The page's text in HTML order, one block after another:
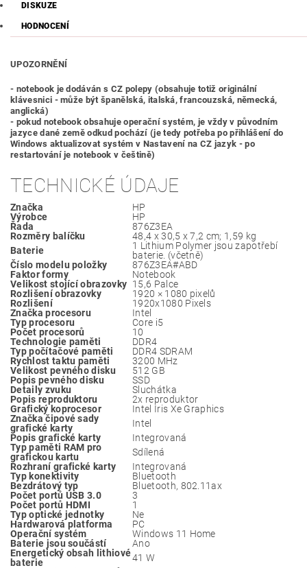
DISKUZE
HODNOCENÍ
UPOZORNĚNÍ
- notebook je dodáván s CZ polepy (obsahuje totiž originální
klávesnici - může být španělská, italská, francouzská, německá,
anglická)
- pokud notebook obsahuje operační systém, je vždy v původním
jazyce dané země odkud pochází (je tedy potřeba po přihlášení do
Windows aktualizovat systém v Nastavení na CZ jazyk - po
restartování je notebook v češtině)
TECHNICKÉ ÚDAJE
Značka
‎HP
Výrobce
‎HP
Řada
‎876Z3EA
Rozměry balíčku
‎48,4 x 30,5 x 7,2 cm; 1,59 kg
Baterie
‎1 Lithium Polymer jsou zapotřebí
baterie. (včetně)
Číslo modelu položky
‎876Z3EA#ABD
Faktor formy
‎Notebook
Velikost stojící obrazovky ‎15,6 Palce
Rozlišení obrazovky
‎1920 × 1080 pixelů
Rozlišení
‎1920x1080 Pixels
Značka procesoru
‎Intel
Typ procesoru
‎Core i5
Počet procesorů
‎10
Technologie paměti
‎DDR4
Typ počítačové paměti
‎DDR4 SDRAM
Rychlost taktu paměti
‎3200 MHz
Velikost pevného disku
‎512 GB
Popis pevného disku
‎SSD
Detaily zvuku
‎Sluchátka
Popis reproduktoru
‎2x reproduktor
Grafický koprocesor
‎Intel Iris Xe Graphics
Značka čipové sady
grafické karty
‎Intel
Popis grafické karty
‎Integrovaná
Typ paměti RAM pro
grafickou kartu
‎Sdílená
Rozhraní grafické karty
‎Integrovaná
Typ konektivity
‎Bluetooth
Bezdrátový typ
‎Bluetooth, 802.11ax
Počet portů USB 3.0
‎3
Počet portů HDMI
‎1
Typ optické jednotky
‎Ne
Hardwarová platforma
‎PC
Operační systém
‎Windows 11 Home
Baterie jsou součástí
‎Ano
Energetický obsah lithiové
baterie
‎41 W